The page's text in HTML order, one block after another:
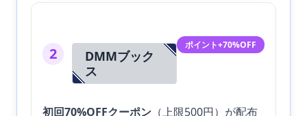
2
DMMブック
ス
ポイント+70%OFF
初回70%OFFクーポン （上限500円）が配布